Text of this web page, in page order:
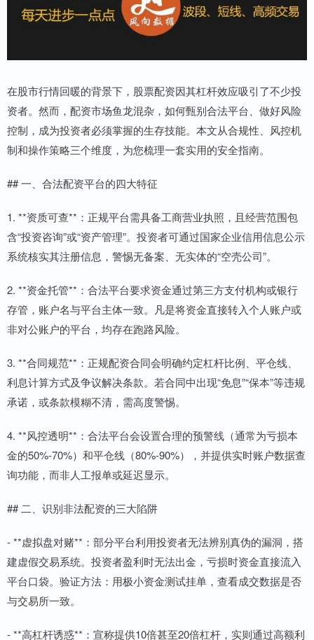
在股市行情回暖的背景下，股票配资因其杠杆效应吸引了不少投
资者。然而，配资市场鱼龙混杂，如何甄别合法平台、做好风险
控制，成为投资者必须掌握的生存技能。本文从合规性、风控机
制和操作策略三个维度，为您梳理一套实用的安全指南。
## 一、合法配资平台的四大特征
1. **资质可查**：正规平台需具备工商营业执照，且经营范围包
含“投资咨询”或“资产管理”。投资者可通过国家企业信用信息公示
系统核实其注册信息，警惕无备案、无实体的“空壳公司”。
2. **资金托管**：合法平台要求资金通过第三方支付机构或银行
存管，账户名与平台主体一致。凡是将资金直接转入个人账户或
非对公账户的平台，均存在跑路风险。
3. **合同规范**：正规配资合同会明确约定杠杆比例、平仓线、
利息计算方式及争议解决条款。若合同中出现“免息”“保本”等违规
承诺，或条款模糊不清，需高度警惕。
4. **风控透明**：合法平台会设置合理的预警线（通常为亏损本
金的50%-70%）和平仓线（80%-90%），并提供实时账户数据查
询功能，而非人工报单或延迟显示。
## 二、识别非法配资的三大陷阱
- **虚拟盘对赌**：部分平台利用投资者无法辨别真伪的漏洞，搭
建虚假交易系统。投资者盈利时无法出金，亏损时资金直接流入
平台口袋。验证方法：用极小资金测试挂单，查看成交数据是否
与交易所一致。
- **高杠杆诱惑**：宣称提供10倍甚至20倍杠杆，实则通过高额利